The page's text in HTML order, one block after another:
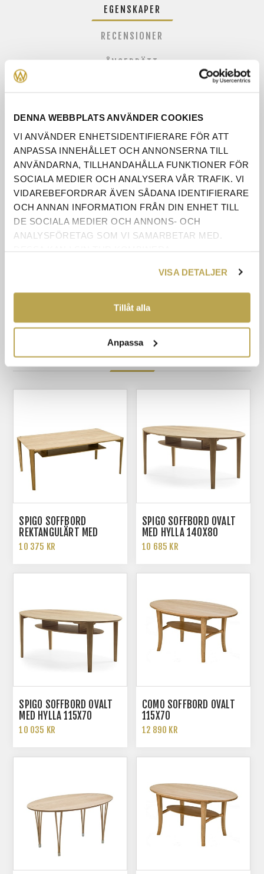
DENNA WEBBPLATS ANVÄNDER COOKIES
VI ANVÄNDER ENHETSIDENTIFIERARE FÖR ATT
ANPASSA INNEHÅLLET OCH ANNONSERNA TILL
ANVÄNDARNA, TILLHANDAHÅLLA FUNKTIONER FÖR
SOCIALA MEDIER OCH ANALYSERA VÅR TRAFIK. VI
VIDAREBEFORDRAR ÄVEN SÅDANA IDENTIFIERARE
OCH ANNAN INFORMATION FRÅN DIN ENHET TILL
DE SOCIALA MEDIER OCH ANNONS- OCH
ANALYSFÖRETAG SOM VI SAMARBETAR MED.
DU HAR TILLHANDAHÅLLIT ELLER SOM DE HAR
SAMLAT IN NÄR DU HAR ANVÄNT DERAS
VISA DETALJER
Tillåt alla
Anpassa
EGENSKAPER
RECENSIONER
ÅNGERRÄTT
LÄNGD 140cm
BREDD 80cm
HÖJD 55cm
VISAS I
RELATERADE PRODUKTER
SPIGO SOFFBORD
REKTANGULÄRT MED
HYLLA 115X70
10 375 KR
SPIGO SOFFBORD OVALT
MED HYLLA 140X80
10 685 KR
SPIGO SOFFBORD OVALT
MED HYLLA 115X70
10 035 KR
COMO SOFFBORD OVALT
115X70
12 890 KR